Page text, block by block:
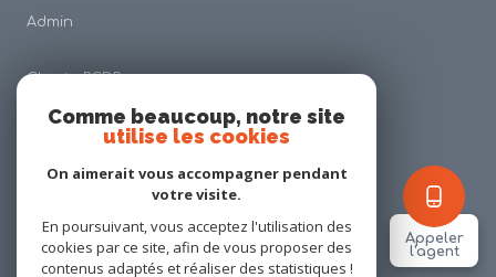
Appeler
l'agent
Admin
Charte RGDP
Nos honoraires
Cookies
Comme beaucoup, notre site
utilise les cookies
On aimerait vous accompagner pendant
votre visite.
En poursuivant, vous acceptez l'utilisation des
cookies par ce site, afin de vous proposer des
contenus adaptés et réaliser des statistiques !